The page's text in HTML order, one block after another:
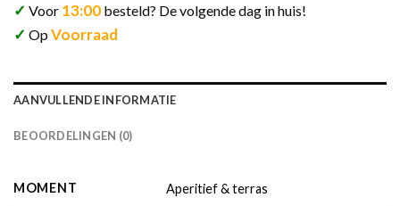
✓ Voor 13:00 besteld? De volgende dag in huis!
✓ OpVoorraad
AANVULLENDE INFORMATIE
BEOORDELINGEN (0)
MOMENT Aperitief & terras